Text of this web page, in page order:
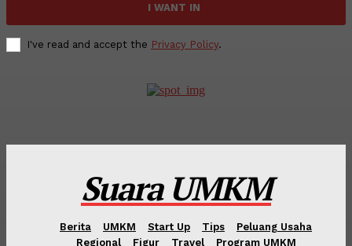
I WANT IN
I've read and accept the Privacy Policy.
Suara UMKM
Berita UMKM Start Up Tips
Peluang Usaha
Regional
Figur Travel Program UMKM